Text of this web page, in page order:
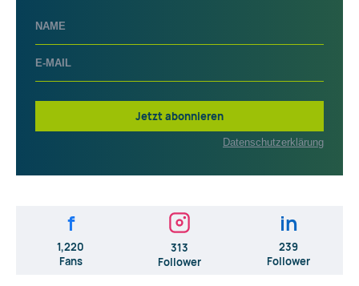
Jetzt abonnieren
Datenschutzerklärung
f
1,220
Fans
313
Follower
in
239
Follower